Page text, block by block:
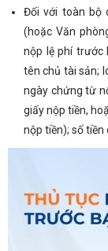
Đối với toàn bộ
(hoặc Văn
nộp lệ phí trước
tên chủ tài sản;
ngày chứng từ
giấy nộp tiền,
nộp tiền); số tiền